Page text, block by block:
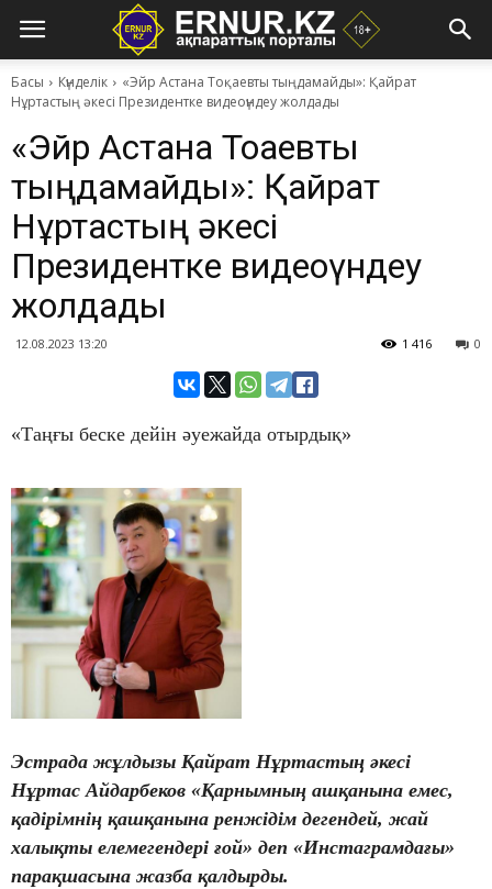
Басы Күнделік
​«Эйр Астана Тоқаевты тыңдамайды»: Қайрат
Нұртастың әкесі Президентке видеоүндеу жолдады
​«Эйр Астана Тоқаевты
тыңдамайды»: Қайрат
Нұртастың әкесі
Президентке видеоүндеу
жолдады
12.08.2023 13:20 0
1 416
«Таңғы беске дейін әуежайда отырдық»
Эстрада жұлдызы Қайрат Нұртастың әкесі
Нұртас Айдарбеков «Қарнымның ашқанына емес,
қадірімнің қашқанына ренжідім дегендей, жай
халықты елемегендері ғой» деп «Инстаграмдағы»
парақшасына жазба қалдырды.